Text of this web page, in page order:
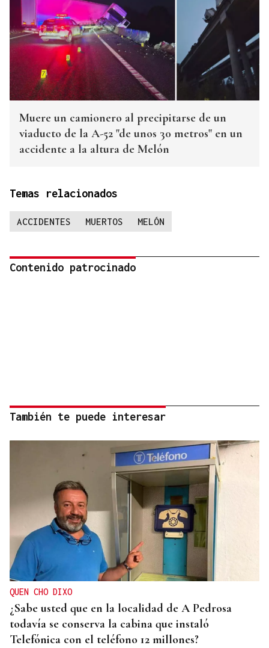
Muere un camionero al precipitarse de un
viaducto de la A-52 "de unos 30 metros" en un
accidente a la altura de Melón
Temas relacionados
ACCIDENTES MUERTOS MELÓN
Contenido patrocinado
También te puede interesar
QUEN CHO DIXO
¿Sabe usted que en la localidad de A Pedrosa
todavía se conserva la cabina que instaló
Telefónica con el teléfono 12 millones?